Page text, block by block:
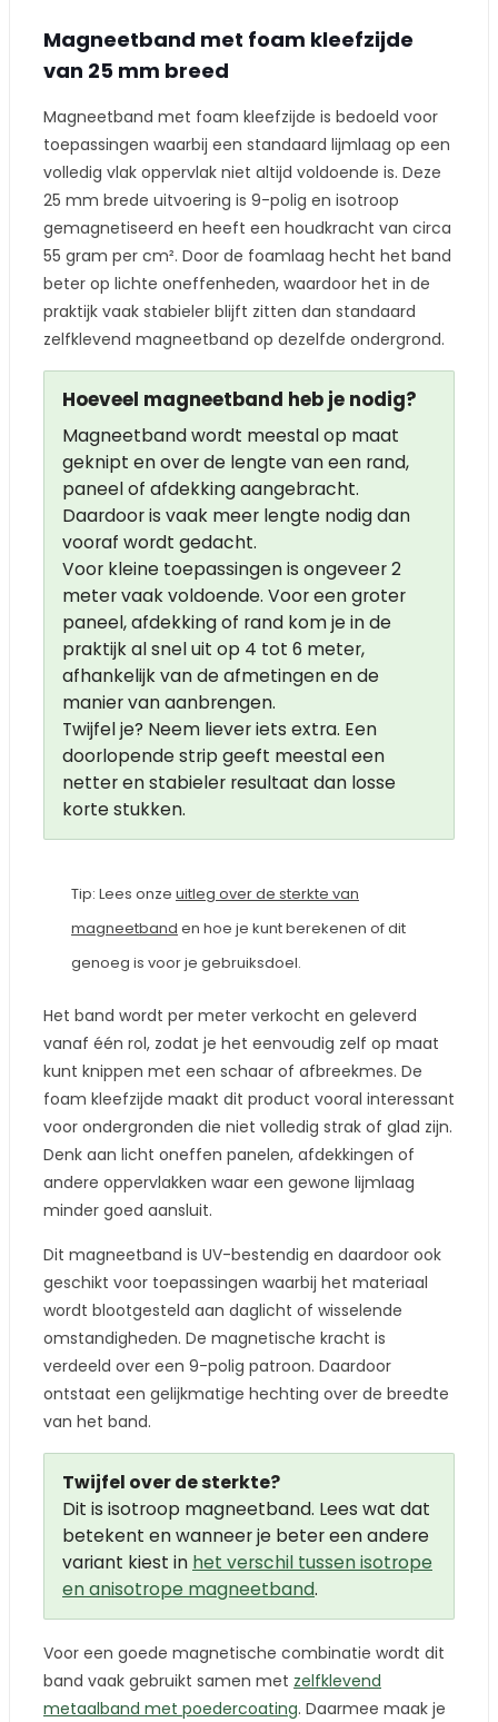
Magneetband met foam kleefzijde
van 25 mm breed
Magneetband met foam kleefzijde is bedoeld voor
toepassingen waarbij een standaard lijmlaag op een
volledig vlak oppervlak niet altijd voldoende is. Deze
25 mm brede uitvoering is 9-polig en isotroop
gemagnetiseerd en heeft een houdkracht van circa
55 gram per cm². Door de foamlaag hecht het band
beter op lichte oneffenheden, waardoor het in de
praktijk vaak stabieler blijft zitten dan standaard
zelfklevend magneetband op dezelfde ondergrond.
Hoeveel magneetband heb je nodig?
Magneetband wordt meestal op maat
geknipt en over de lengte van een rand,
paneel of afdekking aangebracht.
Daardoor is vaak meer lengte nodig dan
vooraf wordt gedacht.
Voor kleine toepassingen is ongeveer 2
meter vaak voldoende. Voor een groter
paneel, afdekking of rand kom je in de
praktijk al snel uit op 4 tot 6 meter,
afhankelijk van de afmetingen en de
manier van aanbrengen.
Twijfel je? Neem liever iets extra. Een
doorlopende strip geeft meestal een
netter en stabieler resultaat dan losse
korte stukken.
Tip: Lees onze uitleg over de sterkte van
magneetband en hoe je kunt berekenen of dit
genoeg is voor je gebruiksdoel.
Het band wordt per meter verkocht en geleverd
vanaf één rol, zodat je het eenvoudig zelf op maat
kunt knippen met een schaar of afbreekmes. De
foam kleefzijde maakt dit product vooral interessant
voor ondergronden die niet volledig strak of glad zijn.
Denk aan licht oneffen panelen, afdekkingen of
andere oppervlakken waar een gewone lijmlaag
minder goed aansluit.
Dit magneetband is UV-bestendig en daardoor ook
geschikt voor toepassingen waarbij het materiaal
wordt blootgesteld aan daglicht of wisselende
omstandigheden. De magnetische kracht is
verdeeld over een 9-polig patroon. Daardoor
ontstaat een gelijkmatige hechting over de breedte
van het band.
Twijfel over de sterkte?
Dit is isotroop magneetband. Lees wat dat
betekent en wanneer je beter een andere
variant kiest in het verschil tussen isotrope
en anisotrope magneetband.
Voor een goede magnetische combinatie wordt dit
band vaak gebruikt samen met zelfklevend
metaalband met poedercoating. Daarmee maak je